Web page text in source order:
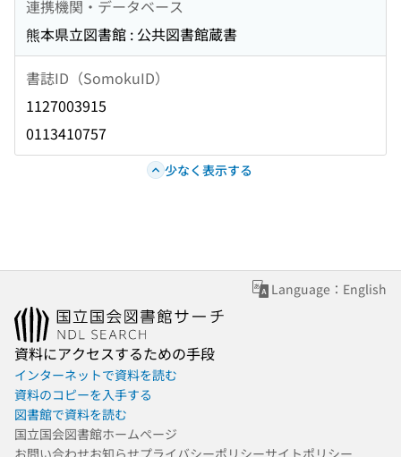
連携機関・データベース
熊本県立図書館 : 公共図書館蔵書
書誌ID（SomokuID）
1127003915
0113410757
少なく表示する
Language：English
資料にアクセスするための手段
インターネットで資料を読む
資料のコピーを入手する
図書館で資料を読む
国立国会図書館ホームページ